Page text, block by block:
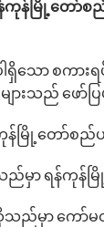
ကုန်မြို့‌တော်စ
ပါရှိ‌သော စ
ျားသည် ဖေ
မြို့တော်စည်
မှာ ရန်ကုန်မ
ည်မှာ ‌ကော်မ